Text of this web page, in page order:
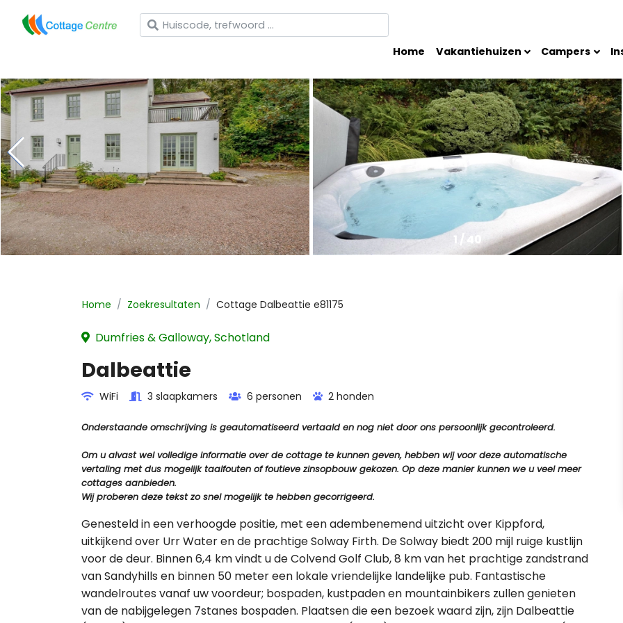
Wat zoekt u?
Home Vakantiehuizen Campers
1 / 40
Home Zoekresultaten Cottage Dalbeattie e81175
Dumfries & Galloway, Schotland
Dalbeattie
WiFi 3 slaapkamers 6 personen 2 honden
Onderstaande omschrijving is geautomatiseerd vertaald en nog niet door ons persoonlijk gecontroleerd.
Om u alvast wel volledige informatie over de cottage te kunnen geven, hebben wij voor deze automatische
vertaling met dus mogelijk taalfouten of foutieve zinsopbouw gekozen. Op deze manier kunnen we u veel meer
cottages aanbieden.
Wij proberen deze tekst zo snel mogelijk te hebben gecorrigeerd.
Genesteld in een verhoogde positie, met een adembenemend uitzicht over Kippford,
uitkijkend over Urr Water en de prachtige Solway Firth. De Solway biedt 200 mijl ruige kustlijn
voor de deur. Binnen 6,4 km vindt u de Colvend Golf Club, 8 km van het prachtige zandstrand
van Sandyhills en binnen 50 meter een lokale vriendelijke landelijke pub. Fantastische
wandelroutes vanaf uw voordeur; bospaden, kustpaden en mountainbikers zullen genieten
van de nabijgelegen 7stanes bospaden. Plaatsen die een bezoek waard zijn, zijn Dalbeattie